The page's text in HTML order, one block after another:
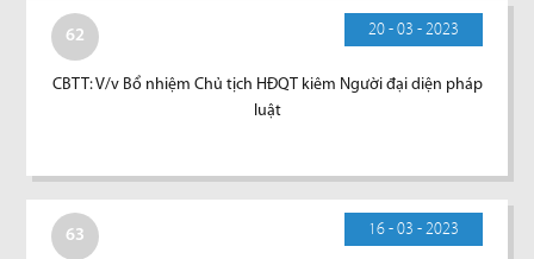
62 20 - 03 - 2023
CBTT: V/v Bổ nhiệm Chủ tịch HĐQT kiêm Người đại diện pháp
luật
63 16 - 03 - 2023